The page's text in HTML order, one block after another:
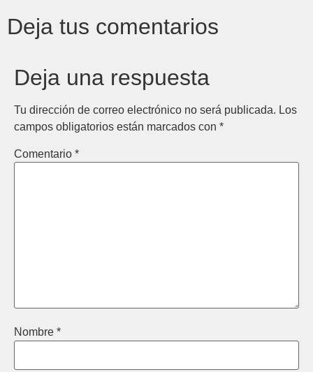
Deja tus comentarios
Deja una respuesta
Tu dirección de correo electrónico no será publicada. Los
campos obligatorios están marcados con *
Comentario *
Nombre *